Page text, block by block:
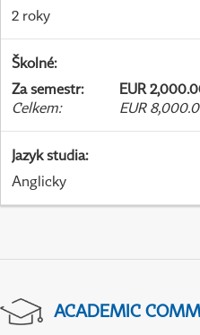
2 roky
Školné:
Za semestr:
EUR
Celkem: EUR
Jazyk studia:
Anglicky
ACADEMIC